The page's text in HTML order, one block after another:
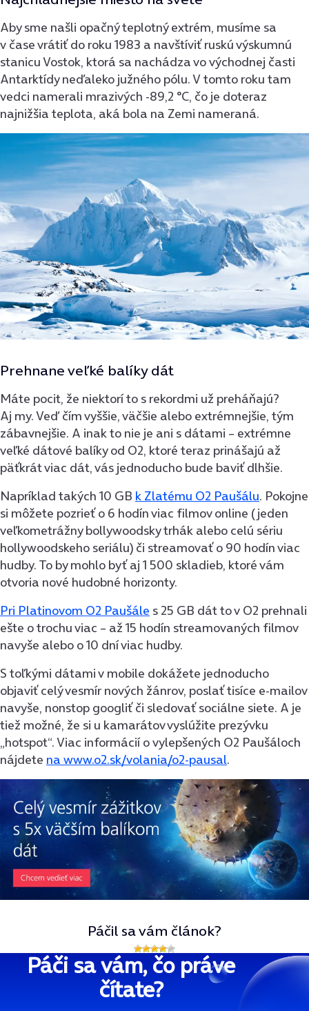
Aby sme našli opačný teplotný extrém, musíme sa
v čase vrátiť do roku 1983 a navštíviť ruskú výskumnú
stanicu Vostok, ktorá sa nachádza vo východnej časti
Antarktídy neďaleko južného pólu. V tomto roku tam
vedci namerali mrazivých -89,2 °C, čo je doteraz
najnižšia teplota, aká bola na Zemi nameraná.
Prehnane veľké balíky dát
Máte pocit, že niektorí to s rekordmi už preháňajú?
Aj my. Veď čím vyššie, väčšie alebo extrémnejšie, tým
zábavnejšie. A inak to nie je ani s dátami – extrémne
veľké dátové balíky od O2, ktoré teraz prinášajú až
päťkrát viac dát, vás jednoducho bude baviť dlhšie.
Napríklad takých 10 GB k Zlatému O2 Paušálu. Pokojne
si môžete pozrieť o 6 hodín viac filmov online (jeden
veľkometrážny bollywoodsky trhák alebo celú sériu
hollywoodskeho seriálu) či streamovať o 90 hodín viac
hudby. To by mohlo byť aj 1 500 skladieb, ktoré vám
otvoria nové hudobné horizonty.
Pri Platinovom O2 Paušále s 25 GB dát to v O2 prehnali
ešte o trochu viac – až 15 hodín streamovaných filmov
navyše alebo o 10 dní viac hudby.
S toľkými dátami v mobile dokážete jednoducho
objaviť celý vesmír nových žánrov, poslať tisíce e-mailov
navyše, nonstop googliť či sledovať sociálne siete. A je
tiež možné, že si u kamarátov vyslúžite prezývku
„hotspot“. Viac informácií o vylepšených O2 Paušáloch
nájdete na www.o2.sk/volania/o2-pausal.
Páčil sa vám článok?
Páči sa vám, čo práve
čítate?